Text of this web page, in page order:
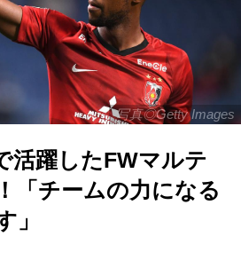
写真◎Getty Images
活躍したFWマルテ
「チームの力になる
」